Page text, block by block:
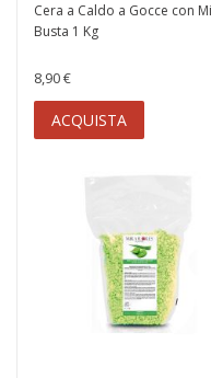
Cera a Caldo a Gocce con
Busta 1 Kg
8,90 €
ACQUISTA